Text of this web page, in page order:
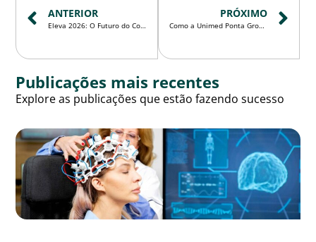
ANTERIOR
Eleva 2026: O Futuro do Cooperativismo
PRÓXIMO
Como a Unimed Ponta Grossa transformou o RH operacional em uma área estratégica
Publicações mais recentes
Explore as publicações que estão fazendo sucesso